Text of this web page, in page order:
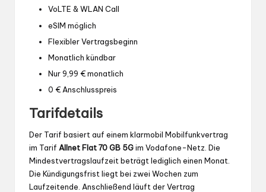
VoLTE & WLAN Call
eSIM möglich
Flexibler Vertragsbeginn
Monatlich kündbar
Nur 9,99 € monatlich
0 € Anschlusspreis
Tarifdetails
Der Tarif basiert auf einem klarmobil Mobilfunkvertrag
im Tarif Allnet Flat 70 GB 5Gim Vodafone-Netz. Die
Mindestvertragslaufzeit beträgt lediglich einen Monat.
Die Kündigungsfrist liegt bei zwei Wochen zum
Laufzeitende. Anschließend läuft der Vertrag